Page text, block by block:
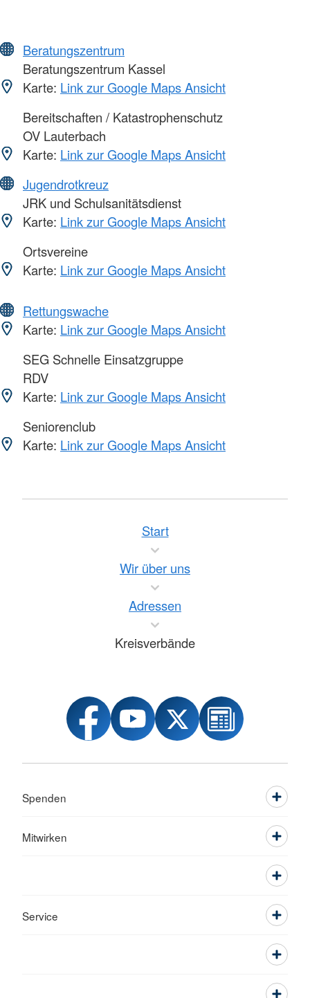
Beratungszentrum
Beratungszentrum Kassel
Karte: Link zur Google Maps Ansicht
Bereitschaften / Katastrophenschutz
OV Lauterbach
Karte: Link zur Google Maps Ansicht
Jugendrotkreuz
JRK und Schulsanitätsdienst
Karte: Link zur Google Maps Ansicht
Ortsvereine
Karte: Link zur Google Maps Ansicht
Rettungswache
Karte: Link zur Google Maps Ansicht
SEG Schnelle Einsatzgruppe
RDV
Karte: Link zur Google Maps Ansicht
Seniorenclub
Karte: Link zur Google Maps Ansicht
Start
Wir über uns
Adressen
Kreisverbände
Spenden
Mitwirken
Service